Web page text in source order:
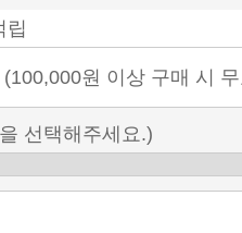
립
원 이상 구매 시
선택해주세요.)